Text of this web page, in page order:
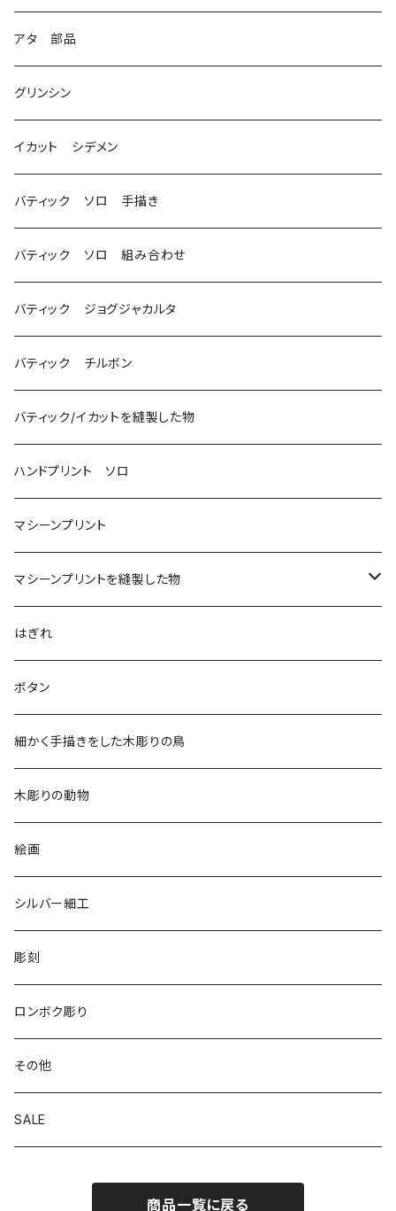
3
アタ 部品
グリンシン
イカット シデメン
バティック ソロ 手描き
バティック ソロ 組み合わせ
バティック ジョグジャカルタ
バティック チルボン
バティック/イカットを縫製した物
ハンドプリント ソロ
マシーンプリント
マシーンプリントを縫製した物
アロハシャツ
2018
2019
ドレスシャツ
チュニック
リバーシブル 帽子
リバーシブル エコバッグ
はぎれ
ボタン
細かく手描きをした木彫りの鳥
木彫りの動物
絵画
シルバー細工
彫刻
ロンボク彫り
その他
SALE
商品一覧に戻る